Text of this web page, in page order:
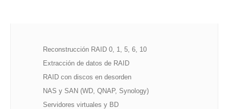
Reconstrucción RAID 0, 1, 5, 6, 10
Extracción de datos de RAID
RAID con discos en desorden
NAS y SAN (WD, QNAP, Synology)
Servidores virtuales y BD